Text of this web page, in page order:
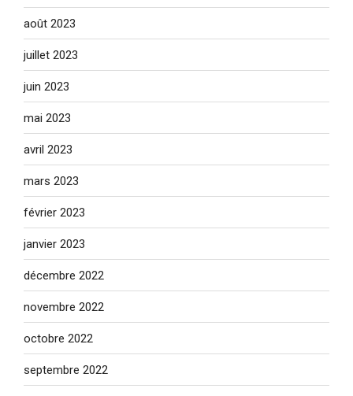
août 2023
juillet 2023
juin 2023
mai 2023
avril 2023
mars 2023
février 2023
janvier 2023
décembre 2022
novembre 2022
octobre 2022
septembre 2022